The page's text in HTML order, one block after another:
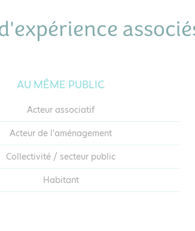
AU MÊME PUBLIC
Acteur associatif
Acteur de l'aménagement
Collectivité / secteur public
Habitant